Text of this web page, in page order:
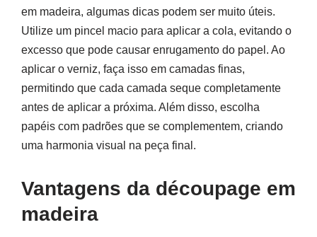
em madeira, algumas dicas podem ser muito úteis.
Utilize um pincel macio para aplicar a cola, evitando o
excesso que pode causar enrugamento do papel. Ao
aplicar o verniz, faça isso em camadas finas,
permitindo que cada camada seque completamente
antes de aplicar a próxima. Além disso, escolha
papéis com padrões que se complementem, criando
uma harmonia visual na peça final.
Vantagens da découpage em
madeira